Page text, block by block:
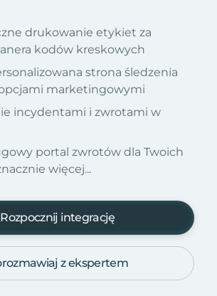
drukowanie etykiet za
kodów kreskowych
strona śledzenia
marketingowymi
incydentami i zwrotami w
portal zwrotów dla Twoich
więcej...
Rozpocznij integrację
z ekspertem